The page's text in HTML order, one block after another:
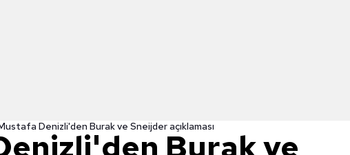
Denizli'den Burak ve Sneijder açıklaması
Burak ve